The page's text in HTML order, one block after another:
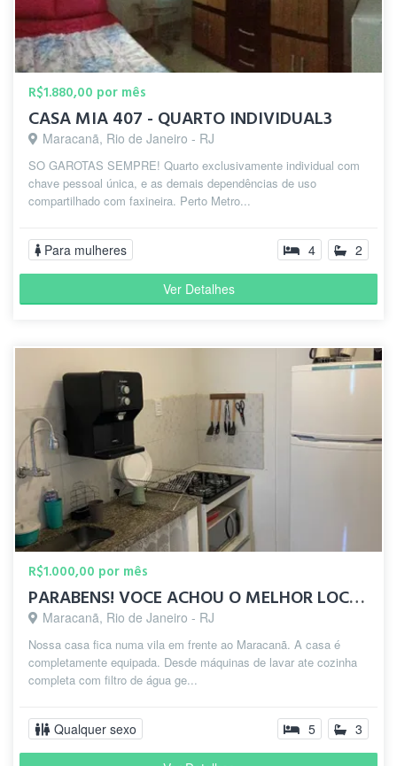
R$1.880,00 por mês
CASA MIA 407 - QUARTO INDIVIDUAL3
Maracanã, Rio de Janeiro - RJ
SO GAROTAS SEMPRE! Quarto exclusivamente individual com
chave pessoal única, e as demais dependências de uso
compartilhado com faxineira. Perto Metro...
Para mulheres 4 2
Ver Detalhes
R$1.000,00 por mês
PARABENS! VOCE ACHOU O MELHOR LOCAL DO MARACANÃ !
Maracanã, Rio de Janeiro - RJ
Nossa casa fica numa vila em frente ao Maracanã. A casa é
completamente equipada. Desde máquinas de lavar ate cozinha
completa com filtro de água ge...
Qualquer sexo 5 3